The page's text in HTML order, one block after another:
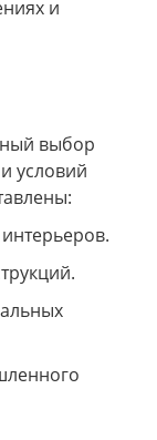
и
выбор
условий